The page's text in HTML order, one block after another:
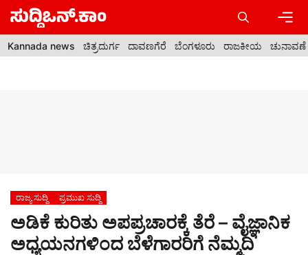
Skip
content
Kannada news ಚಿತ್ರದುರ್ಗ ದಾವಣಗೆರೆ ಬೆಂಗಳೂರು ರಾಜಕೀಯ ಚುನಾವಣೆ
ರಾಜ್ಯ ಸುದ್ದಿ ಪ್ರಮುಖ ಸುದ್ದಿ
ಅಡಿಕೆ ಕುರಿತು ಅಪಪ್ರಚಾರಕ್ಕೆ ತೆರೆ – ವೈಜ್ಞಾನಿಕ
ಅಧ್ಯಯನಗಳಿಂದ ಬೆಳೆಗಾರರಿಗೆ ನೆಮ್ಮದಿ